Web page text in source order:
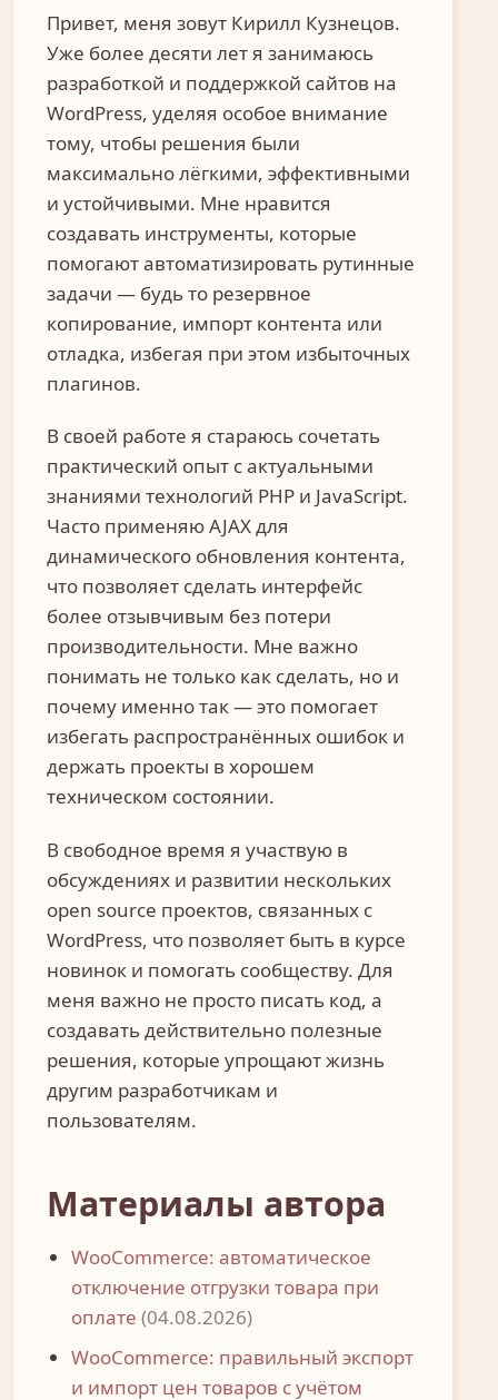
Привет, меня зовут Кирилл Кузнецов.
Уже более десяти лет я занимаюсь
разработкой и поддержкой сайтов на
WordPress, уделяя особое внимание
тому, чтобы решения были
максимально лёгкими, эффективными
и устойчивыми. Мне нравится
создавать инструменты, которые
помогают автоматизировать рутинные
задачи — будь то резервное
копирование, импорт контента или
отладка, избегая при этом избыточных
плагинов.
В своей работе я стараюсь сочетать
практический опыт с актуальными
знаниями технологий PHP и JavaScript.
Часто применяю AJAX для
динамического обновления контента,
что позволяет сделать интерфейс
более отзывчивым без потери
производительности. Мне важно
понимать не только как сделать, но и
почему именно так — это помогает
избегать распространённых ошибок и
держать проекты в хорошем
техническом состоянии.
В свободное время я участвую в
обсуждениях и развитии нескольких
open source проектов, связанных с
WordPress, что позволяет быть в курсе
новинок и помогать сообществу. Для
меня важно не просто писать код, а
создавать действительно полезные
решения, которые упрощают жизнь
другим разработчикам и
пользователям.
Материалы автора
WooCommerce: автоматическое
отключение отгрузки товара при
оплате (04.08.2026)
WooCommerce: правильный экспорт
и импорт цен товаров с учётом